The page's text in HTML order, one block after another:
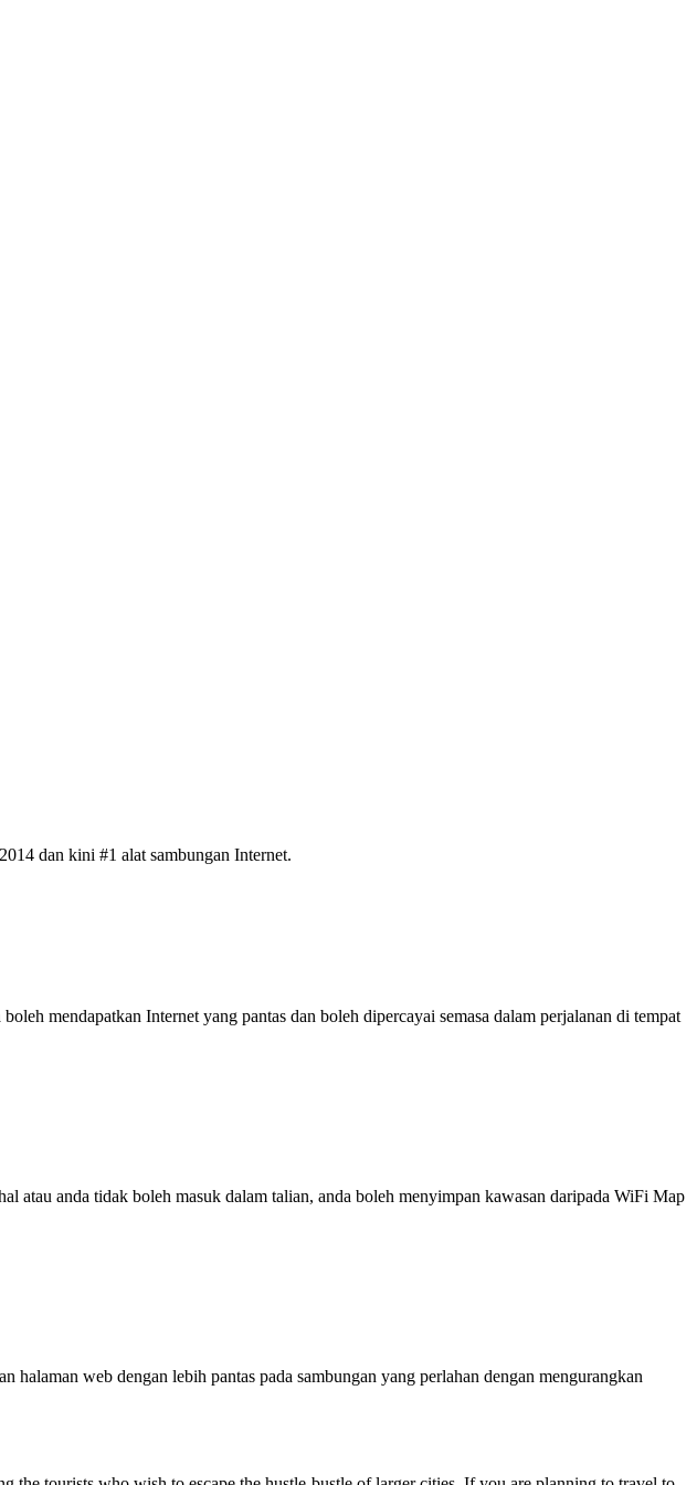
dan kini #1 alat sambungan Internet.
mendapatkan Internet yang pantas dan boleh dipercayai semasa dalam perjalanan di tempat
atau anda tidak boleh masuk dalam talian, anda boleh menyimpan kawasan daripada WiFi Map
web dengan lebih pantas pada sambungan yang perlahan dengan mengurangkan